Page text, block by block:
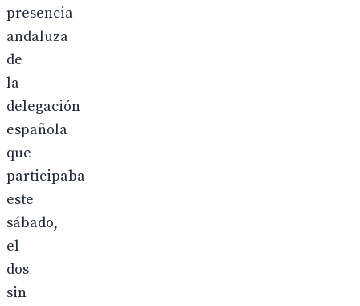
presencia
andaluza
de
la
delegación
española
que
participaba
este
sábado,
el
dos
sin